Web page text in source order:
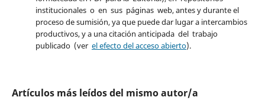
institucionales o en sus páginas web, antes y durante el
proceso de sumisión, ya que puede dar lugar a intercambios
productivos, y a una citación anticipada del trabajo
publicado (ver el efecto del acceso abierto).
Artículos más leídos del mismo autor/a